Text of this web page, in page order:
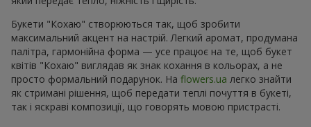
Букети "Кохаю" створюються так, щоб зробити
максимальний акцент на настрій. Легкий аромат, продумана
палітра, гармонійна форма — усе працює на те, щоб букет
квітів "Кохаю" виглядав як знак кохання в кольорах, а не
просто формальний подарунок. На flowers.ua легко знайти
як стримані рішення, щоб передати теплі почуття в букеті,
так і яскраві композиції, що говорять мовою пристрасті.